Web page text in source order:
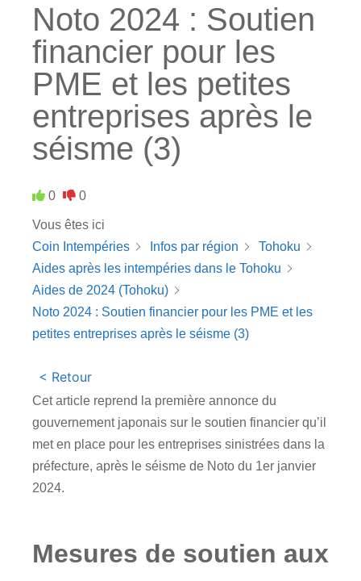
Noto 2024 : Soutien
financier pour les
PME et les petites
entreprises après le
séisme (3)
0 0
Vous êtes ici
Coin Intempéries
Infos par région
Tohoku
Aides après les intempéries dans le Tohoku
Aides de 2024 (Tohoku)
Noto 2024 : Soutien financier pour les PME et les
petites entreprises après le séisme (3)
< Retour
Cet article reprend la première annonce du
gouvernement japonais sur le soutien financier qu’il
met en place pour les entreprises sinistrées dans la
préfecture, après le séisme de Noto du 1er janvier
2024.
Mesures de soutien aux